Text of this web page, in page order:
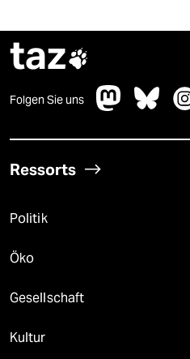
taz
Folgen Sie uns
Ressorts
Politik
Öko
Gesellschaft
Kultur